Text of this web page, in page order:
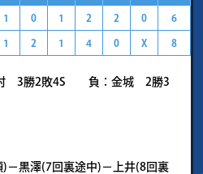
1 0 1 2 2 0 6
1 2 1 4 0 X 8
3勝2敗4S 負：金城 2勝3
－黒澤(7回裏途中)－上井(8回裏